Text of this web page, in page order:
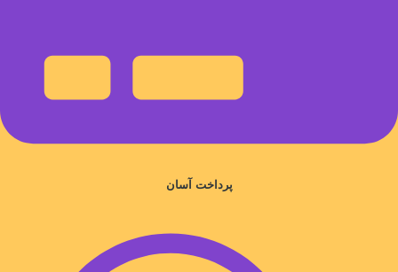
پرداخت آسان